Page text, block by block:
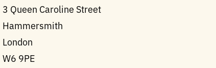
3 Queen Caroline Street
Hammersmith
London
W6 9PE